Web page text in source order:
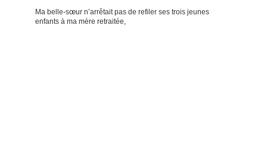
Ma belle-sœur n’arrêtait pas de refiler ses trois jeunes
enfants à ma mère retraitée,